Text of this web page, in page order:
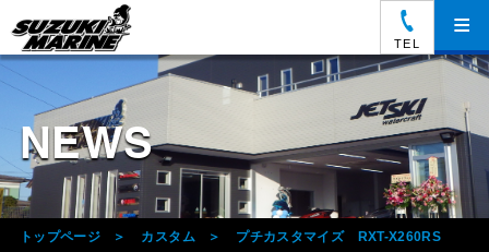
TEL
≡
NEWS
トップページ カスタム
プチカスタマイズ RXT-X260RS